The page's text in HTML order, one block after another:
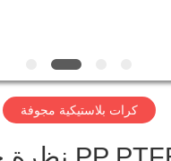
كرات بلاستيكية مجوفة